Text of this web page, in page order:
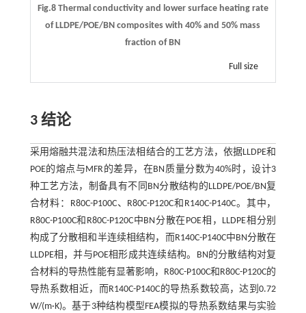
Fig.8 Thermal conductivity and lower surface heating rate
of LLDPE/POE/BN composites with 40% and 50% mass
fraction of BN
Full size
3 结论
采用熔融共混法和热压法相结合的工艺方法，依据LLDPE和
POE的熔点与MFR的差异，在BN质量分数为40%时，设计3
种工艺方法，制备具有不同BN分散结构的LLDPE/POE/BN复
合材料：R80C-P100C、R80C-P120C和R140C-P140C。其中，
R80C-P100C和R80C-P120C中BN分散在POE相，LLDPE相分别
构成了分散相和半连续相结构，而R140C-P140C中BN分散在
LLDPE相，并与POE相形成共连续结构。BN的分散结构对复
合材料的导热性能有显著影响，R80C-P100C和R80C-P120C的
导热系数相近，而R140C-P140C的导热系数较高，达到0.72
W/(m·K)。基于3种结构模型FEA模拟的导热系数结果与实验